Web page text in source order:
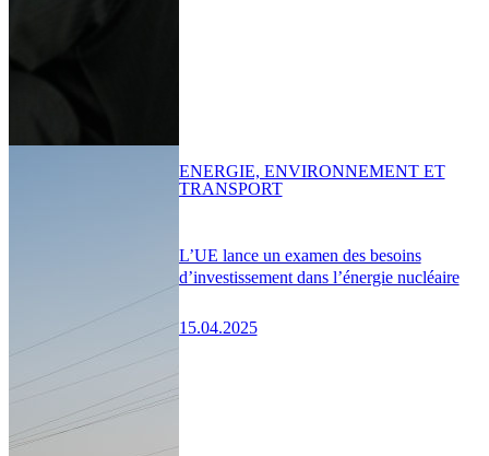
L’UE lance un examen des besoins
d’investissement dans l’énergie nucléaire
15.04.2025
ENERGIE, ENVIRONNEMENT ET
TRANSPORT